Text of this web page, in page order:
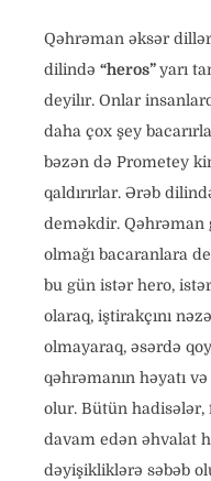
Qəhrəman əksər
dilində “heros”yarı
deyilır. Onlar
daha çox şey
bəzən də Prometey
qaldırırlar. Ərəb
deməkdir. Qəhrəman
olmağı bacaranlara
bu gün istər hero,
olaraq, iştirakçını
olmayaraq, əsərdə
qəhrəmanın həyatı
olur. Bütün
davam edən əhvalat
dəyişikliklərə səbəb